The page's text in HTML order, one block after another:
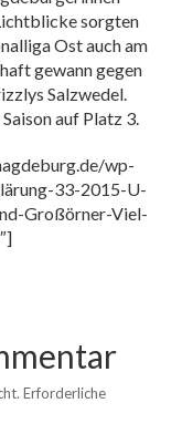
sorgten
Ost auch am
gewann gegen
Salzwedel.
auf Platz 3.
wp-
33-2015-U-
Großörner-Viel-
Erforderliche